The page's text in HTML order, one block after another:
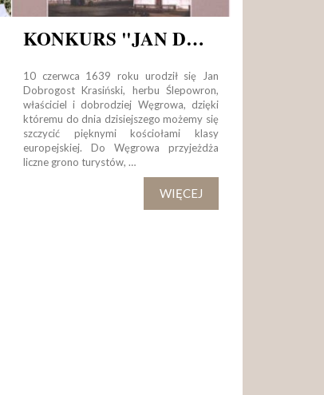
KONKURS "JAN DOBROGOST KRASIŃSKI - ŻYCIE I DZIAŁALNOŚĆ W MOICH OCZACH..."
10 czerwca 1639 roku urodził się Jan
Dobrogost Krasiński, herbu Ślepowron,
właściciel i dobrodziej Węgrowa, dzięki
któremu do dnia dzisiejszego możemy się
szczycić pięknymi kościołami klasy
europejskiej. Do Węgrowa przyjeżdża
liczne grono turystów, …
WIĘCEJ